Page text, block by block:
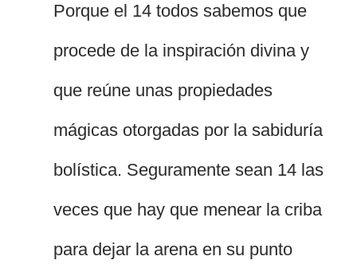
Porque el 14 todos sabemos que
procede de la inspiración divina y
que reúne unas propiedades
mágicas otorgadas por la sabiduría
bolística. Seguramente sean 14 las
veces que hay que menear la criba
para dejar la arena en su punto